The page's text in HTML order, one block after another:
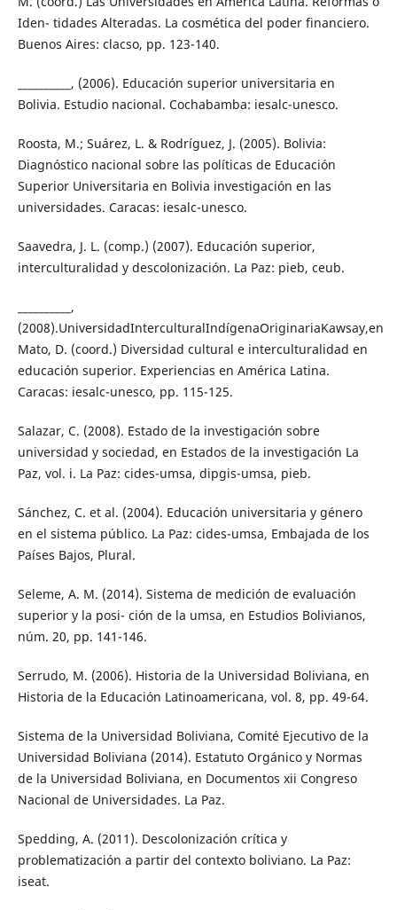
Iden- tidades Alteradas. La cosmética del poder financiero.
Buenos Aires: clacso, pp. 123-140.
__________, (2006). Educación superior universitaria en
Bolivia. Estudio nacional. Cochabamba: iesalc-unesco.
Roosta, M.; Suárez, L. & Rodríguez, J. (2005). Bolivia:
Diagnóstico nacional sobre las políticas de Educación
Superior Universitaria en Bolivia investigación en las
universidades. Caracas: iesalc-unesco.
Saavedra, J. L. (comp.) (2007). Educación superior,
interculturalidad y descolonización. La Paz: pieb, ceub.
__________,
(2008).UniversidadInterculturalIndígenaOriginariaKawsay,en
Mato, D. (coord.) Diversidad cultural e interculturalidad en
educación superior. Experiencias en América Latina.
Caracas: iesalc-unesco, pp. 115-125.
Salazar, C. (2008). Estado de la investigación sobre
universidad y sociedad, en Estados de la investigación La
Paz, vol. i. La Paz: cides-umsa, dipgis-umsa, pieb.
Sánchez, C. et al. (2004). Educación universitaria y género
en el sistema público. La Paz: cides-umsa, Embajada de los
Países Bajos, Plural.
Seleme, A. M. (2014). Sistema de medición de evaluación
superior y la posi- ción de la umsa, en Estudios Bolivianos,
núm. 20, pp. 141-146.
Serrudo, M. (2006). Historia de la Universidad Boliviana, en
Historia de la Educación Latinoamericana, vol. 8, pp. 49-64.
Sistema de la Universidad Boliviana, Comité Ejecutivo de la
Universidad Boliviana (2014). Estatuto Orgánico y Normas
de la Universidad Boliviana, en Documentos xii Congreso
Nacional de Universidades. La Paz.
Spedding, A. (2011). Descolonización crítica y
problematización a partir del contexto boliviano. La Paz:
iseat.